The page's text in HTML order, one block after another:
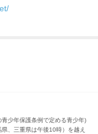
少年保護条例で定める青少年)
、三重県は午後10時）を越え